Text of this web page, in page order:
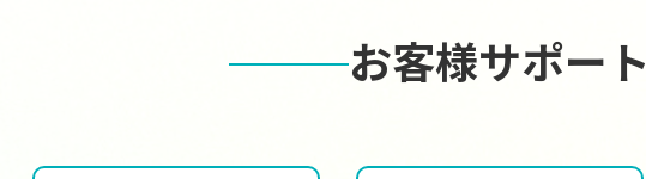
お客様サポート